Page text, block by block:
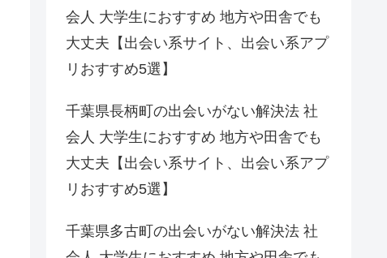
会人 大学生におすすめ 地方や田舎でも
大丈夫【出会い系サイト、出会い系アプ
リおすすめ5選】
千葉県長柄町の出会いがない解決法 社
会人 大学生におすすめ 地方や田舎でも
大丈夫【出会い系サイト、出会い系アプ
リおすすめ5選】
千葉県多古町の出会いがない解決法 社